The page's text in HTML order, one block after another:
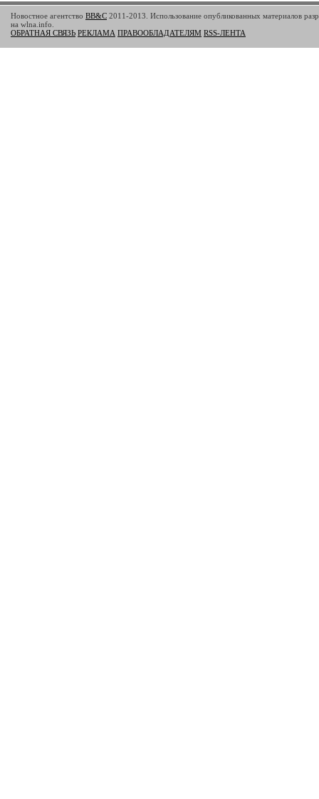
Новостное агентство BB&C 2011-2013. Использование опубликованных материалов
на wlna.info.
ОБРАТНАЯ СВЯЗЬ РЕКЛАМА ПРАВООБЛАДАТЕЛЯМ RSS-ЛЕНТА